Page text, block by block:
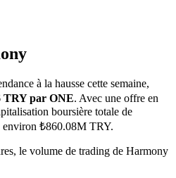
monnaie
à la hausse cette semaine,
TRY par ONE. Avec une offre en
boursière totale de
environ ₺860.08M TRY.
le volume de trading de Harmony